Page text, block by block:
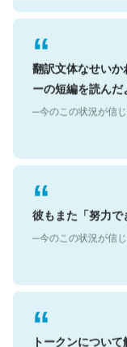
翻訳文体なせいか
ーの短編を読ん
彼もまた「努力で
トークンについ